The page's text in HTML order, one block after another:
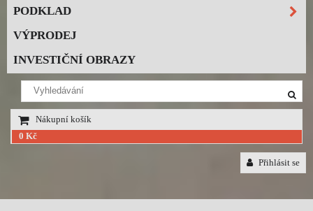
PODKLAD
VÝPRODEJ
INVESTIČNÍ OBRAZY
Nákupní košík
0 Kč
Přihlásit se